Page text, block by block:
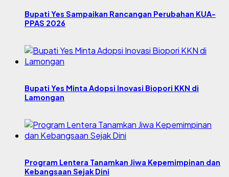
Bupati Yes Sampaikan Rancangan Perubahan KUA-
PPAS 2026
Bupati Yes Minta Adopsi Inovasi Biopori KKN di
Lamongan
Program Lentera Tanamkan Jiwa Kepemimpinan dan
Kebangsaan Sejak Dini